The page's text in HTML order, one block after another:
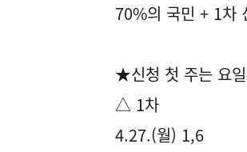
70%의 국민 + 1차
★신청 첫 주는 요
△ 1차
4.27.(월) 1,6